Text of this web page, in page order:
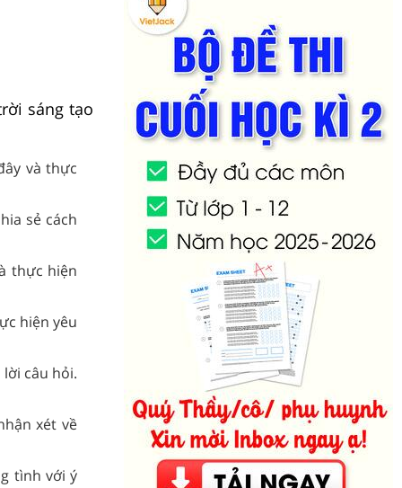
sáng tạo
và thực
sẻ cách
thực hiện
hiện yêu
câu hỏi.
xét về
tình với ý